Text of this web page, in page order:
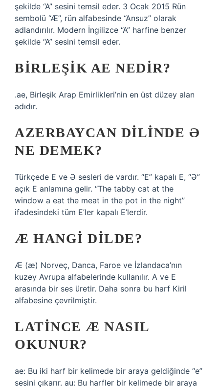
şekilde “A” sesini temsil eder. 3 Ocak 2015 Rün
sembolü “Æ”, rün alfabesinde “Ansuz” olarak
adlandırılır. Modern İngilizce “A” harfine benzer
şekilde “A” sesini temsil eder.
BIRLEŞIK AE NEDIR?
.ae, Birleşik Arap Emirlikleri’nin en üst düzey alan
adıdır.
AZERBAYCAN DILINDE Ə
NE DEMEK?
Türkçede E ve Ə sesleri de vardır. “E” kapalı E, “Ə”
açık E anlamına gelir. “The tabby cat at the
window a eat the meat in the pot in the night”
ifadesindeki tüm E’ler kapalı E’lerdir.
Æ HANGI DILDE?
Æ (æ) Norveç, Danca, Faroe ve İzlandaca’nın
kuzey Avrupa alfabelerinde kullanılır. A ve E
arasında bir ses üretir. Daha sonra bu harf Kiril
alfabesine çevrilmiştir.
LATINCE Æ NASIL
OKUNUR?
ae: Bu iki harf bir kelimede bir araya geldiğinde “e”
sesini çıkarır. au: Bu harfler bir kelimede bir araya